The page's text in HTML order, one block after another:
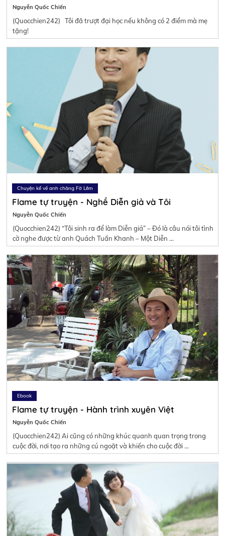
Nguyễn Quốc Chiến
(Quocchien242) Tôi đã trượt đại học nếu không có 2 điểm mà mẹ
tặng!
Chuyện kể về anh chàng Fờ Lêm
Flame tự truyện - Nghề Diễn giả và Tôi
Nguyễn Quốc Chiến
(Quocchien242) “Tôi sinh ra để làm Diễn giả” – Đó là câu nói tôi tình
cờ nghe được từ anh Quách Tuấn Khanh – Một Diễn …
Ebook
Flame tự truyện - Hành trình xuyên Việt
Nguyễn Quốc Chiến
(Quocchien242) Ai cũng có những khúc quanh quan trọng trong
cuộc đời, nơi tạo ra những cú ngoặt và khiến cho cuộc đời …